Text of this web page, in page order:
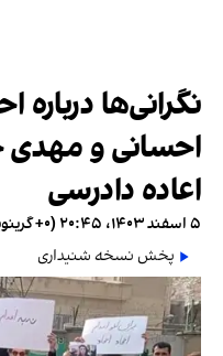
نگرانی‌ها درباره
احسانی و
اعاده دادرسی
۵ اسفند ۱۴۰۳، ۲۰:۴۵ (‎+۰ گرینویچ)
پخش نسخه شنیداری